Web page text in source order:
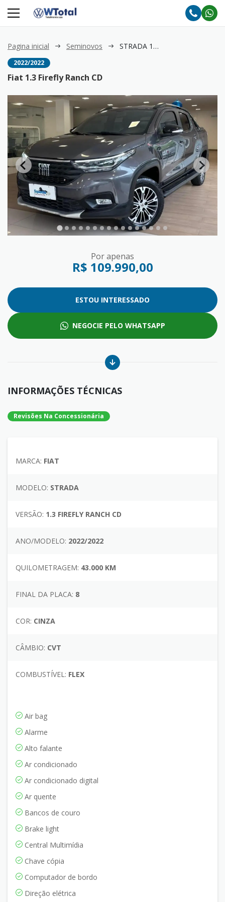
Pagina inicial Seminovos STRADA 1.3 Firefly Ranch CD
2022/2022
Fiat 1.3 Firefly Ranch CD
Por apenas
R$ 109.990,00
ESTOU INTERESSADO
NEGOCIE PELO WHATSAPP
INFORMAÇÕES TÉCNICAS
Revisões Na Concessionária
MARCA: FIAT
MODELO: STRADA
VERSÃO: 1.3 FIREFLY RANCH CD
ANO/MODELO: 2022/2022
QUILOMETRAGEM: 43.000 KM
FINAL DA PLACA: 8
COR: CINZA
CÂMBIO: CVT
COMBUSTÍVEL: FLEX
Air bag
Alarme
Alto falante
Ar condicionado
Ar condicionado digital
Ar quente
Bancos de couro
Brake light
Central Multimídia
Chave cópia
Computador de bordo
Direção elétrica